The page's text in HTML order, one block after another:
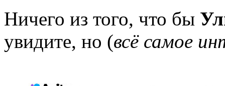
Ничего из того, что бы
увидите, но (всё самое